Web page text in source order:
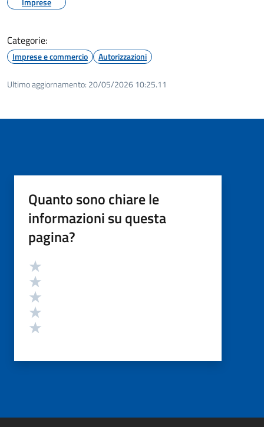
Categorie:
Imprese e commercio Autorizzazioni
Ultimo aggiornamento: 20/05/2026 10:25.11
Quanto sono chiare le
informazioni su questa
pagina?
Valutazione